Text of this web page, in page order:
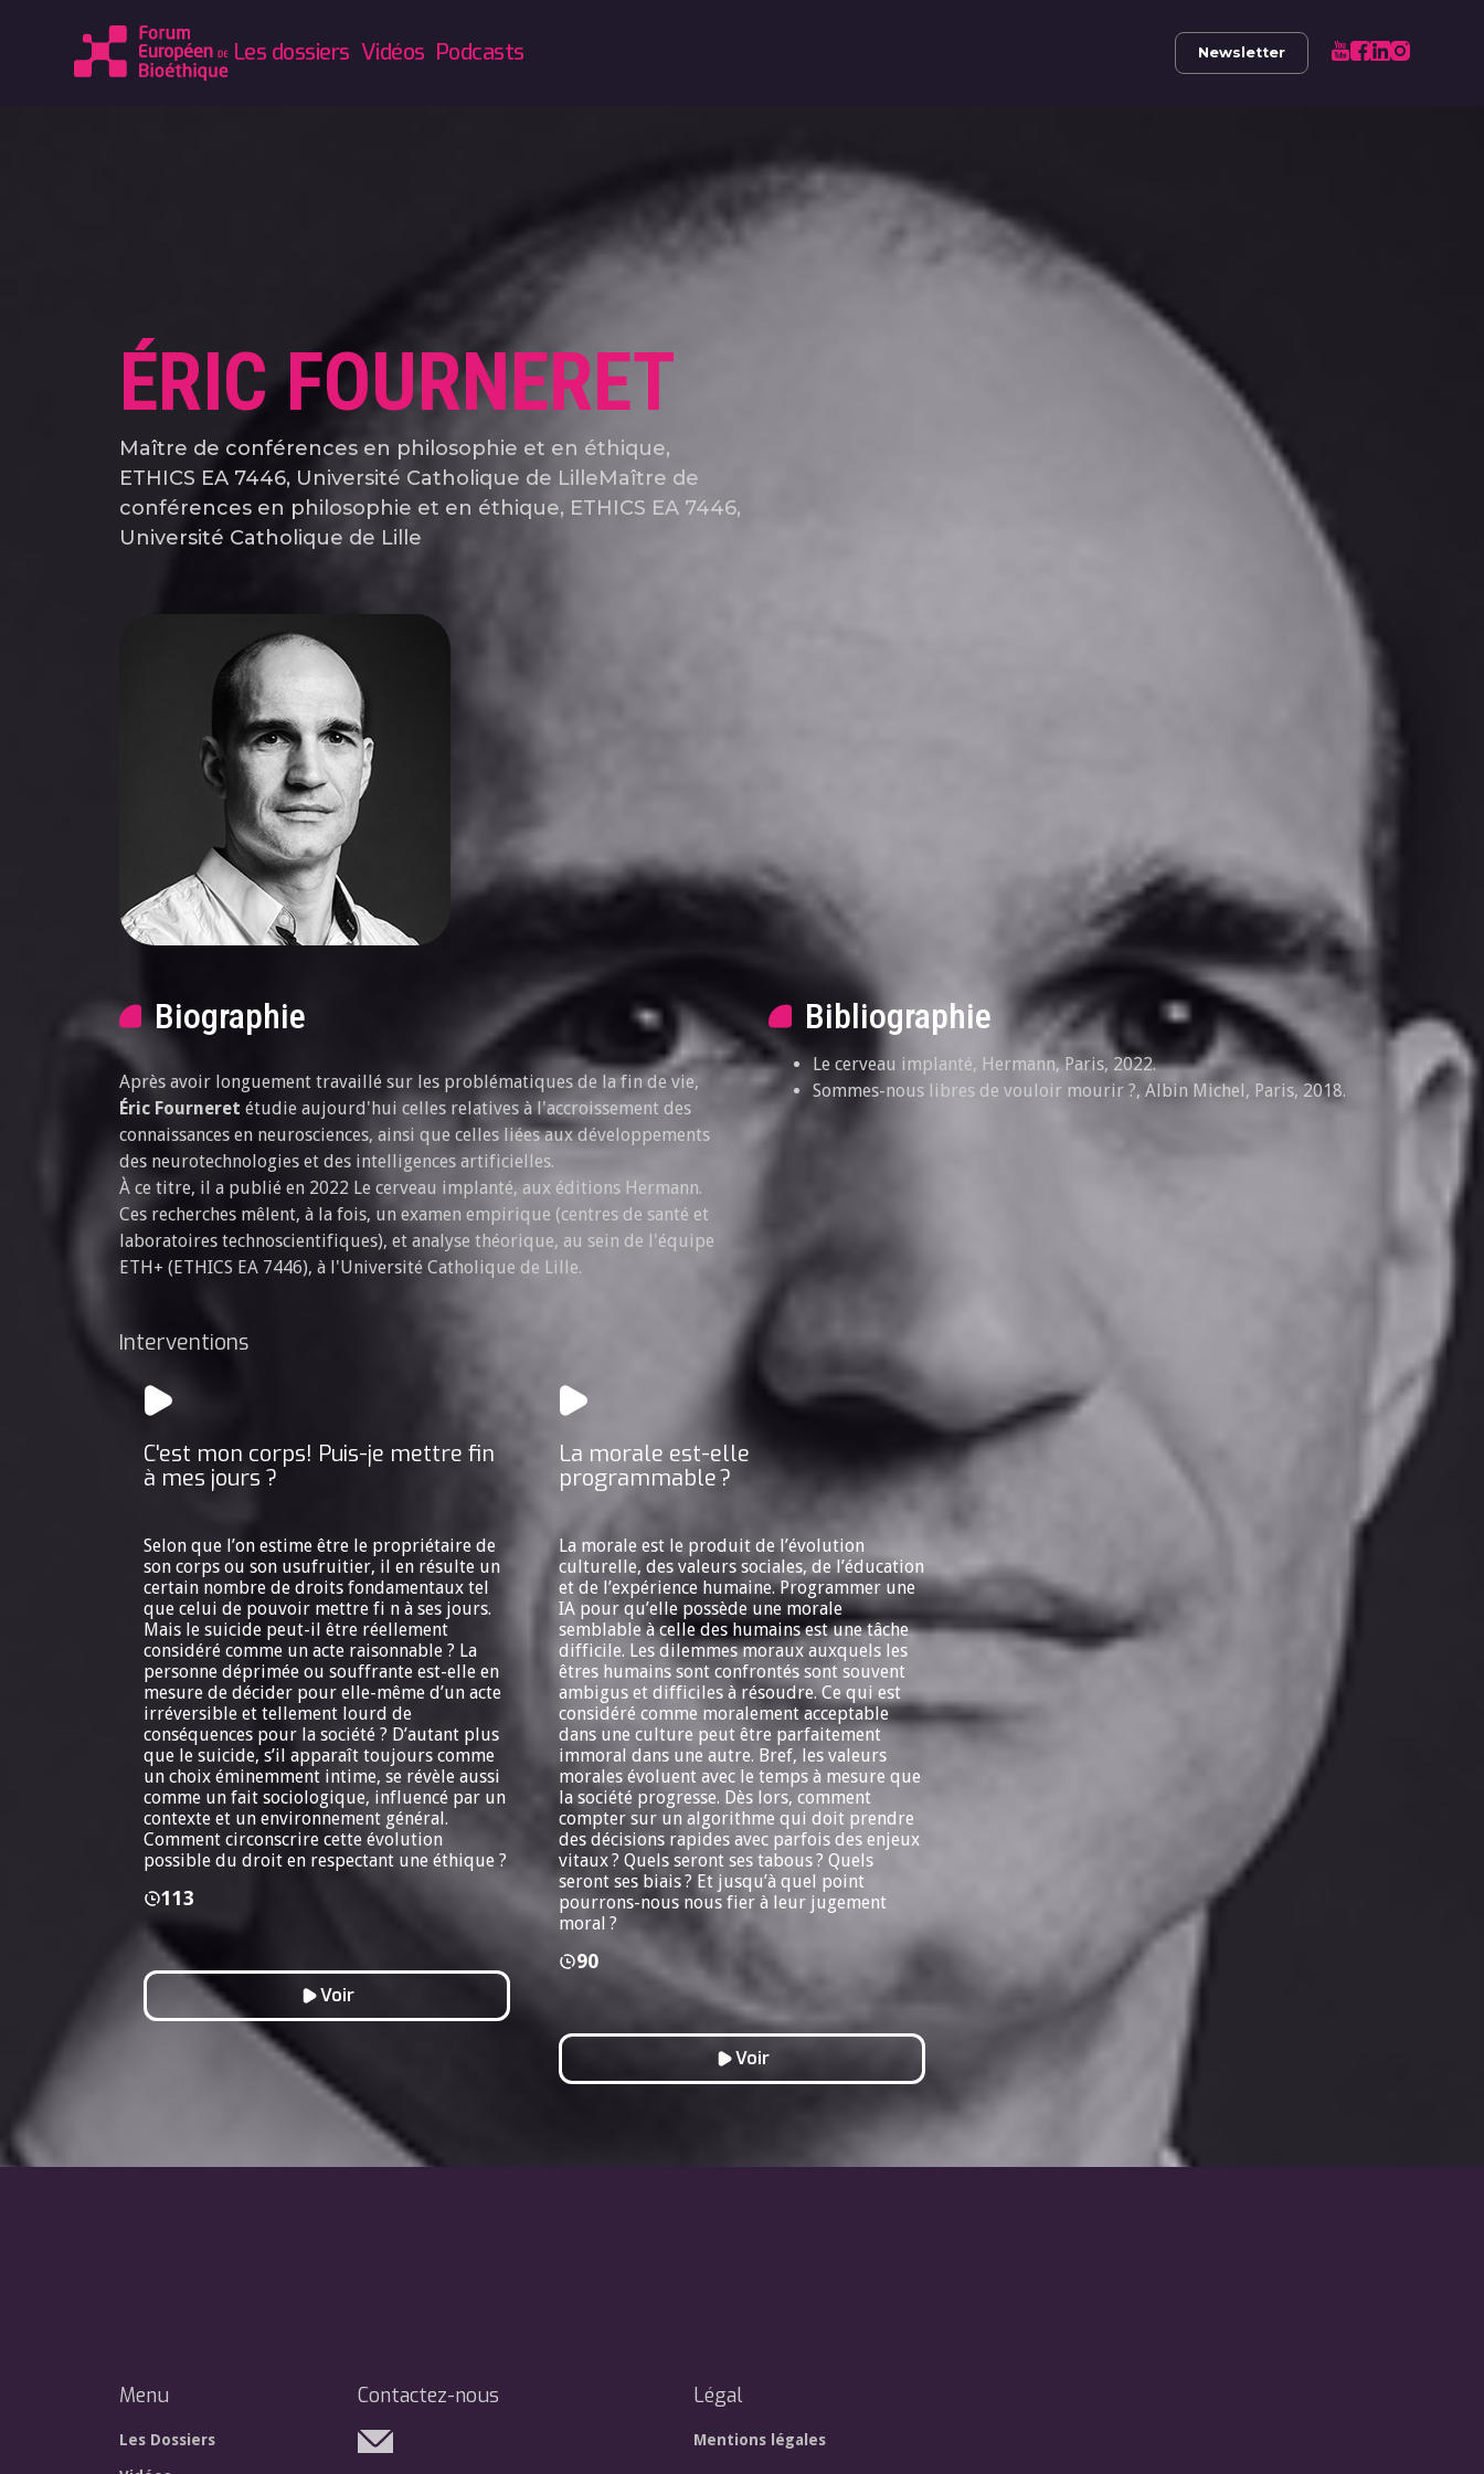
Les dossiers Vidéos Podcasts Newsletter
ÉRIC FOURNERET
Maître de conférences en philosophie et en éthique,
ETHICS EA 7446, Université Catholique de LilleMaître de
conférences en philosophie et en éthique, ETHICS EA 7446,
Université Catholique de Lille
Biographie
Après avoir longuement travaillé sur les problématiques de la fin de vie,
Éric Fourneret étudie aujourd'hui celles relatives à l'accroissement des
connaissances en neurosciences, ainsi que celles liées aux développements
des neurotechnologies et des intelligences artificielles.
À ce titre, il a publié en 2022 Le cerveau implanté, aux éditions Hermann.
Ces recherches mêlent, à la fois, un examen empirique (centres de santé et
laboratoires technoscientifiques), et analyse théorique, au sein de l'équipe
ETH+ (ETHICS EA 7446), à l'Université Catholique de Lille.
Bibliographie
Le cerveau implanté, Hermann, Paris, 2022.
Sommes-nous libres de vouloir mourir ?, Albin Michel, Paris, 2018.
Interventions
C'est mon corps! Puis-je mettre fin
à mes jours ?
Selon que l’on estime être le propriétaire de
son corps ou son usufruitier, il en résulte un
certain nombre de droits fondamentaux tel
que celui de pouvoir mettre fi n à ses jours.
Mais le suicide peut-il être réellement
considéré comme un acte raisonnable ? La
personne déprimée ou souffrante est-elle en
mesure de décider pour elle-même d’un acte
irréversible et tellement lourd de
conséquences pour la société ? D’autant plus
que le suicide, s’il apparaît toujours comme
un choix éminemment intime, se révèle aussi
comme un fait sociologique, influencé par un
contexte et un environnement général.
Comment circonscrire cette évolution
possible du droit en respectant une éthique ?
113
Voir
La morale est-elle
programmable ?
La morale est le produit de l’évolution
culturelle, des valeurs sociales, de l’éducation
et de l’expérience humaine. Programmer une
IA pour qu’elle possède une morale
semblable à celle des humains est une tâche
difficile. Les dilemmes moraux auxquels les
êtres humains sont confrontés sont souvent
ambigus et difficiles à résoudre. Ce qui est
considéré comme moralement acceptable
dans une culture peut être parfaitement
immoral dans une autre. Bref, les valeurs
morales évoluent avec le temps à mesure que
la société progresse. Dès lors, comment
compter sur un algorithme qui doit prendre
des décisions rapides avec parfois des enjeux
vitaux ? Quels seront ses tabous ? Quels
seront ses biais ? Et jusqu’à quel point
pourrons-nous nous fier à leur jugement
moral ?
90
Voir
Menu
Les Dossiers
Contactez-nous Légal
Mentions légales